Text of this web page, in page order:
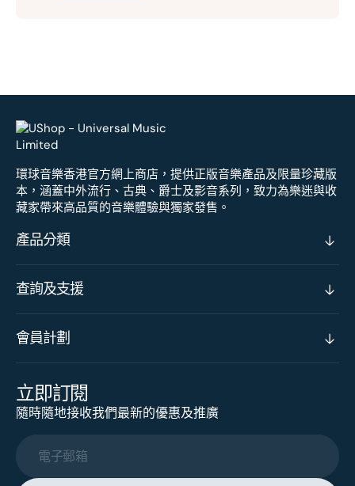
環球音樂香港官方網上商店，提供正版音樂產品及限量珍藏版
本，涵蓋中外流行、古典、爵士及影音系列，致力為樂迷與收
藏家帶來高品質的音樂體驗與獨家發售。
產品分類
查詢及支援
會員計劃
立即訂閱
隨時隨地接收我們最新的優惠及推廣
電子郵箱